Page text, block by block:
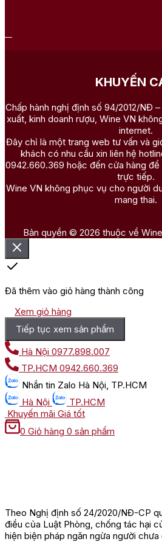
KHUYẾN
Chấp hành nghị định số 94/2012/NĐ
xuất, kinh doanh rượu, Wine VN
internet.
Đây chỉ là một trang web tư vấn và
khách có nhu cầu xin liên hệ
0942.660.369 hoặc đến cửa hàng
trực tiếp.
Wine VN không phục vụ cho người
mang thai.
Bản quyền © 2026 thuộc về
Đã thêm vào giỏ hàng thành công
Xem giỏ hàng
Tiếp tục xem sản phẩm
Hà Nội 0977.898.007
TP.HCM 0942.660.369
Nhắn tin Zalo Hà Nội, TP.HCM
Hà Nội
TP.HCM
Khuyến mãi Giá tốt
0 Giỏ hàng 0 sản phẩm
Theo Nghị định số 24/2020/NĐ-CP
điều của Luật Phòng, chống tác hại
hiện biện pháp ngăn ngừa người